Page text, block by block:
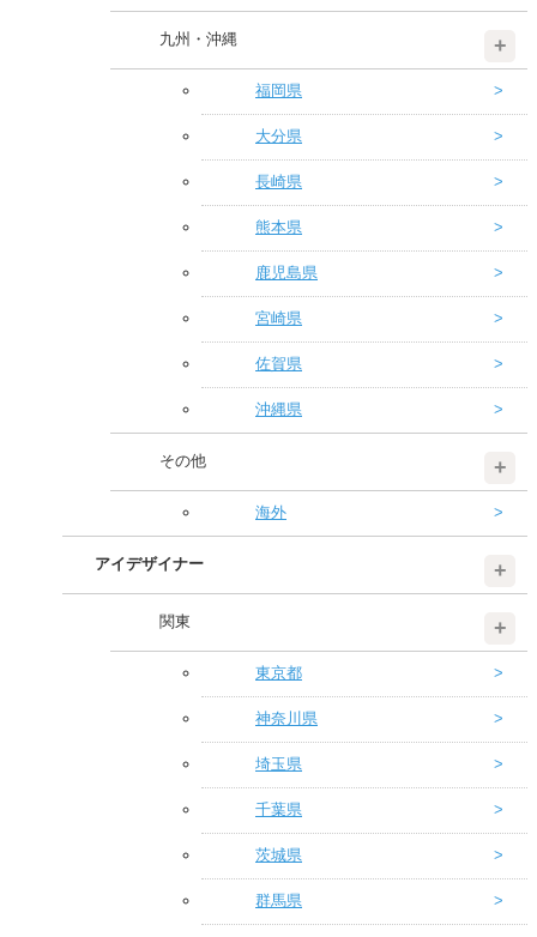
九州・沖縄
福岡県
大分県
長崎県
熊本県
鹿児島県
宮崎県
佐賀県
沖縄県
その他
海外
アイデザイナー
関東
東京都
神奈川県
埼玉県
千葉県
茨城県
群馬県